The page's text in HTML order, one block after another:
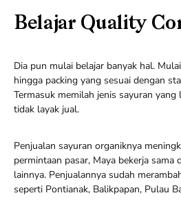
Belajar Quality
Dia pun mulai belajar banyak hal.
hingga packing yang sesuai dengan
Termasuk memilah jenis sayuran
tidak layak jual.
Penjualan sayuran organiknya
permintaan pasar, Maya bekerja sama
lainnya. Penjualannya sudah
seperti Pontianak, Balikpapan, Pulau